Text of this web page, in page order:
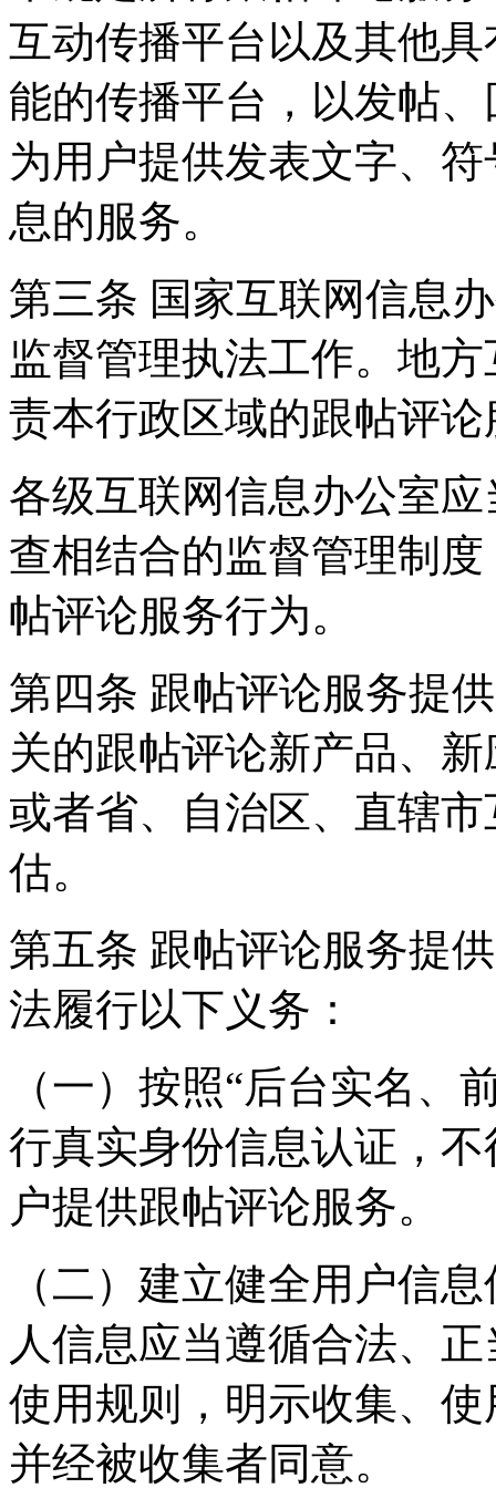
互动传播平台以及其他
能的传播平台，以发帖
为用户提供发表文字、
息的服务。
第三条 国家互联网信息
监督管理执法工作。地
责本行政区域的跟帖评
各级互联网信息办公室
查相结合的监督管理制
帖评论服务行为。
第四条 跟帖评论服务提
关的跟帖评论新产品、
或者省、自治区、直辖
估。
第五条 跟帖评论服务提
法履行以下义务：
（一）按照“后台实名、
行真实身份信息认证，
户提供跟帖评论服务。
（二）建立健全用户信
人信息应当遵循合法、
使用规则，明示收集、
并经被收集者同意。